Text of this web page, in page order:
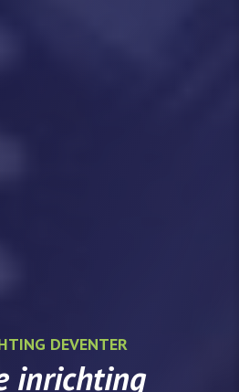
DEVENTER
inrichting